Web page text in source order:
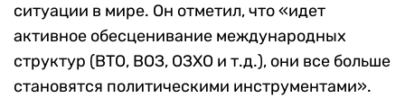
ситуации в мире. Он отметил, что «идет
активное обесценивание международных
структур (ВТО, ВОЗ, ОЗХО и т.д.), они все больше
становятся политическими инструментами».